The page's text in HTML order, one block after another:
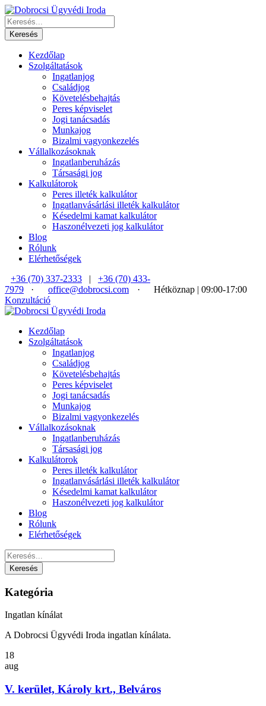
Kezdőlap
Szolgáltatások
Ingatlanjog
Családjog
Követelésbehajtás
Peres képviselet
Jogi tanácsadás
Munkajog
Bizalmi vagyonkezelés
Vállalkozásoknak
Ingatlanberuházás
Társasági jog
Kalkulátorok
Peres illeték kalkulátor
Ingatlanvásárlási illeték kalkulátor
Késedelmi kamat kalkulátor
Haszonélvezeti jog kalkulátor
Blog
Rólunk
Elérhetőségek
+36 (70) 337-2333
|
+36 (70) 433-
7979
· office@dobrocsi.com ·
Hétköznap | 09:00-17:00
Konzultáció
Kezdőlap
Szolgáltatások
Ingatlanjog
Családjog
Követelésbehajtás
Peres képviselet
Jogi tanácsadás
Munkajog
Bizalmi vagyonkezelés
Vállalkozásoknak
Ingatlanberuházás
Társasági jog
Kalkulátorok
Peres illeték kalkulátor
Ingatlanvásárlási illeték kalkulátor
Késedelmi kamat kalkulátor
Haszonélvezeti jog kalkulátor
Blog
Rólunk
Elérhetőségek
Kategória
Ingatlan kínálat
A Dobrocsi Ügyvédi Iroda ingatlan kínálata.
18
aug
V. kerület, Károly krt., Belváros